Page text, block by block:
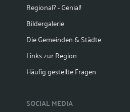
Regional? - Genial!
Bildergalerie
Die Gemeinden & Städte
Links zur Region
Häufig gestellte Fragen
SOCIAL MEDIA